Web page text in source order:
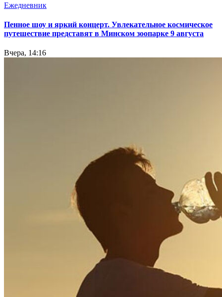
Ежедневник
Пенное шоу и яркий концерт. Увлекательное космическое
путешествие представят в Минском зоопарке 9 августа
Вчера, 14:16